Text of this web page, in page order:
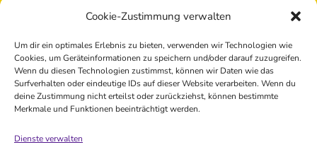
Cookie-Zustimmung verwalten
Um dir ein optimales Erlebnis zu bieten, verwenden wir Technologien wie
Cookies, um Geräteinformationen zu speichern und/oder darauf zuzugreifen.
Wenn du diesen Technologien zustimmst, können wir Daten wie das
Surfverhalten oder eindeutige IDs auf dieser Website verarbeiten. Wenn du
deine Zustimmung nicht erteilst oder zurückziehst, können bestimmte
Merkmale und Funktionen beeinträchtigt werden.
Dienste verwalten